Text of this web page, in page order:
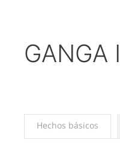
GANGA
Hechos básicos